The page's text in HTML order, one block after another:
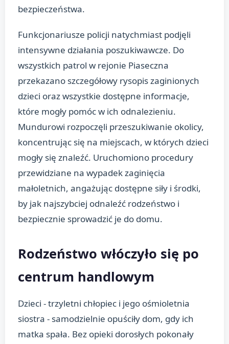
bezpieczeństwa.
Funkcjonariusze policji natychmiast podjęli
intensywne działania poszukiwawcze. Do
wszystkich patrol w rejonie Piaseczna
przekazano szczegółowy rysopis zaginionych
dzieci oraz wszystkie dostępne informacje,
które mogły pomóc w ich odnalezieniu.
Mundurowi rozpoczęli przeszukiwanie okolicy,
koncentrując się na miejscach, w których dzieci
mogły się znaleźć. Uruchomiono procedury
przewidziane na wypadek zaginięcia
małoletnich, angażując dostępne siły i środki,
by jak najszybciej odnaleźć rodzeństwo i
bezpiecznie sprowadzić je do domu.
Rodzeństwo włóczyło się po
centrum handlowym
Dzieci - trzyletni chłopiec i jego ośmioletnia
siostra - samodzielnie opuściły dom, gdy ich
matka spała. Bez opieki dorosłych pokonały